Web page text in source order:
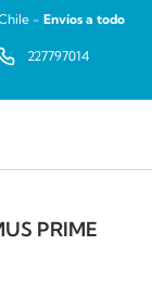
- Envíos a todo
227797014
PRIME